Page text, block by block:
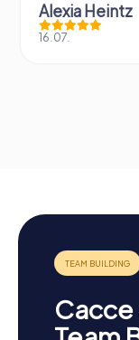
Alexia Heintz
16.07.
Cacce